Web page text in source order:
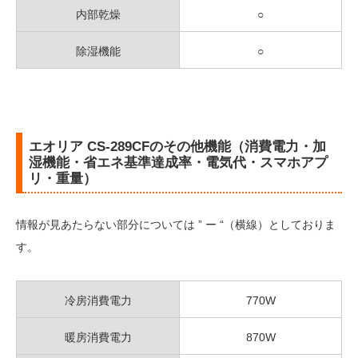
内部乾燥 ○
除湿機能 ○
エオリア CS-289CFのその他機能（消費電力・加
湿機能・省エネ基準達成率・電気代・スマホアプ
リ・重量）
情報が見あたらない部分については ” ー “（横線）としておりま
す。
冷房消費電力 770W
暖房消費電力 870W